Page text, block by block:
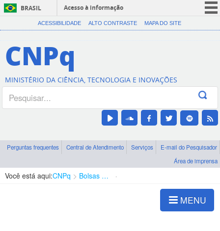
BRASIL
Acesso à informação
CORONAVÍRUS (COVID-19)
Canais
ACESSIBILIDADE ALTO CONTRASTE MAPA DO SITE
CNPq
MINISTÉRIO DA CIÊNCIA, TECNOLOGIA E INOVAÇÕES
Perguntas frequentes Central de Atendimento Serviços
E-mail do Pesquisador
Área de imprensa
Você está aqui:CNPq Bolsas e Auxílios Vigentes
MENU